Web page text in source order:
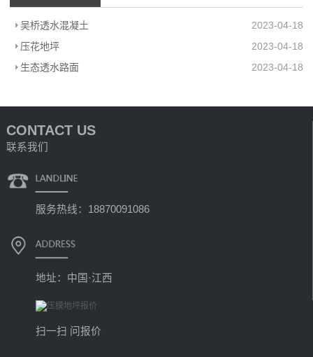
吴桥透水混凝土
2023-04-18
压花地坪
2023-04-18
生态透水路面
2023-04-18
CONTACT US
联系我们
服务热线：18870091086
地址：中国·江西
扫一扫 问报价